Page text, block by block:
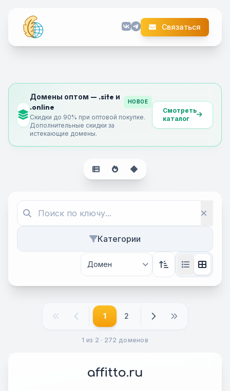
Связаться
Домены оптом — .site и
.online
НОВОЕ
Скидки до 90% при оптовой покупке.
Дополнительные скидки за
истекающие домены.
Смотреть
каталог
Категории
1 2
1 из 2 · 272 доменов
affitto.ru